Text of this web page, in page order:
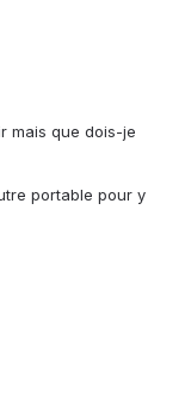
mais que dois-je
portable pour y